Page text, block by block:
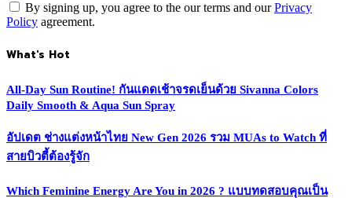
By signing up, you agree to the our terms and ourPrivacy
Policy agreement.
What's Hot
All-Day Sun Routine! กันแดดเช้าจรดเย็นด้วย Sivanna Colors
Daily Smooth & Aqua Sun Spray
อัปเดต ช่างแต่งหน้าไทย New Gen 2026 รวม MUAs to Watch ที่
สายบิวตี้ต้องรู้จัก
Which Feminine Energy Are You in 2026 ? แบบทดสอบคุณเป็น